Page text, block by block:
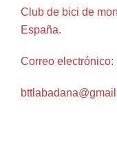
Club de bici de
España.
Correo electrónico: